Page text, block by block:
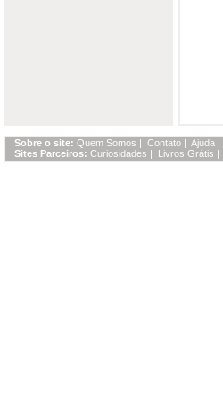
Sobre o site: Quem Somos | Contato | Ajuda
Sites Parceiros: Curiosidades | Livros Grátis |